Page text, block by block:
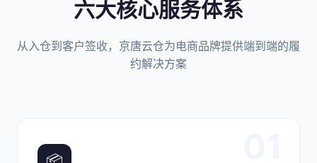
六大核心服务体系
从入仓到客户签收，京唐云仓为电商品牌提供端到端的履
约解决方案